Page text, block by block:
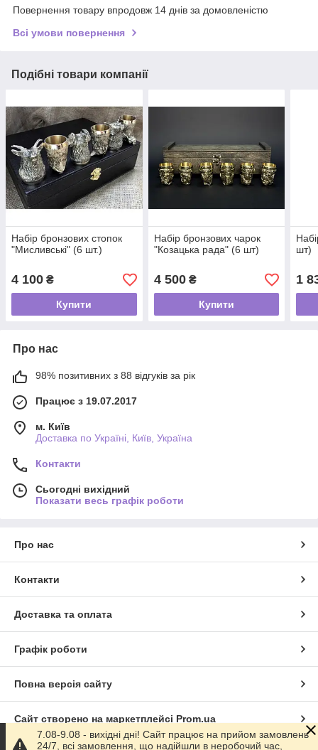
Повернення товару впродовж 14 днів за домовленістю
Всі умови повернення
Подібні товари компанії
Набір бронзових стопок
"Мисливські" (6 шт.)
4 100 ₴
Купити
Набір бронзових чарок
"Козацька рада" (6 шт)
4 500₴
Купити
шт)
1
Про нас
98% позитивних з 88 відгуків за рік
Працює з 19.07.2017
м. Київ
Доставка по Україні, Київ, Україна
Контакти
Сьогодні вихідний
Показати весь графік роботи
Про нас
Контакти
Доставка та оплата
Графік роботи
Повна версія сайту
Сайт створено на маркетплейсі Prom.ua
7.08-9.08 - вихідні дні! Сайт працює на прийом замовлень
24/7, всі замовлення, що надійшли в неробочий час,